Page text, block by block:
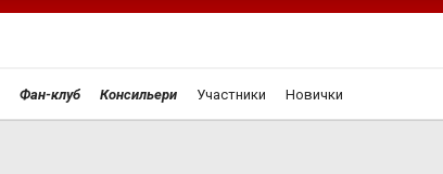
Фан-клуб Консильери Участники Новички